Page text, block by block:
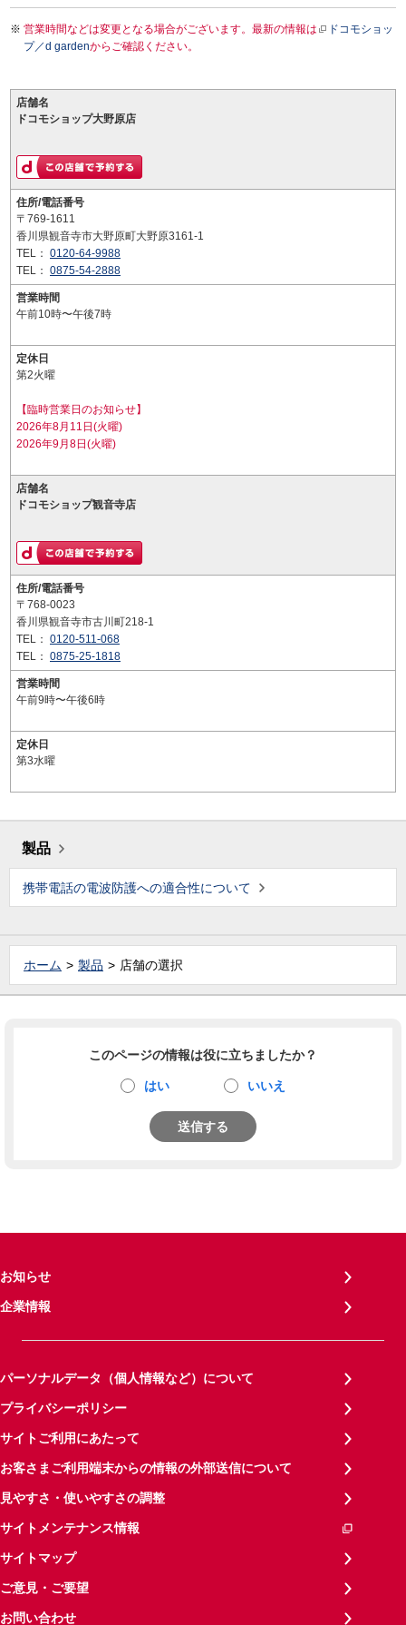
営業時間などは変更となる場合がございます。最新の情報は
ドコモショッ
プ／d gardenからご確認ください。
店舗名
ドコモショップ大野原店
住所/電話番号
〒769-1611
香川県観音寺市大野原町大野原3161-1
TEL： 0120-64-9988
TEL： 0875-54-2888
営業時間
午前10時〜午後7時
定休日
第2火曜
【臨時営業日のお知らせ】
2026年8月11日(火曜)
2026年9月8日(火曜)
店舗名
ドコモショップ観音寺店
住所/電話番号
〒768-0023
香川県観音寺市古川町218-1
TEL： 0120-511-068
TEL： 0875-25-1818
営業時間
午前9時〜午後6時
定休日
第3水曜
製品
携帯電話の電波防護への適合性について
ホーム 製品 店舗の選択
このページの情報は役に立ちましたか？
はい いいえ
送信する
お知らせ
企業情報
パーソナルデータ（個人情報など）について
プライバシーポリシー
サイトご利用にあたって
お客さまご利用端末からの情報の外部送信について
見やすさ・使いやすさの調整
サイトメンテナンス情報
サイトマップ
ご意見・ご要望
お問い合わせ